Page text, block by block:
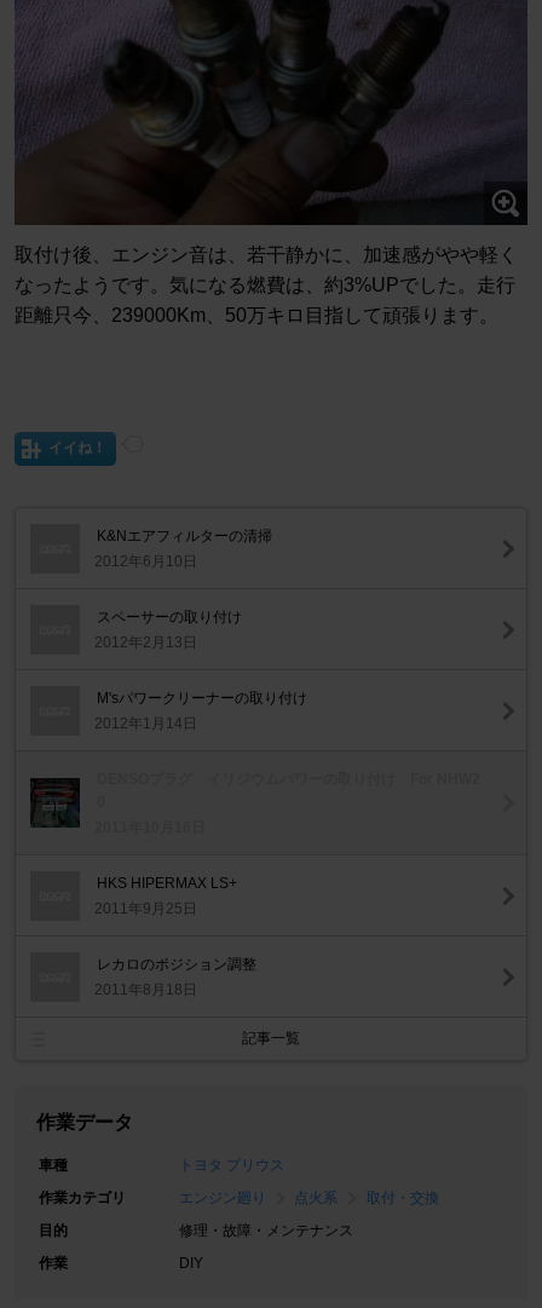
取付け後、エンジン音は、若干静かに、加速感がやや軽く
なったようです。気になる燃費は、約3%UPでした。走行
距離只今、239000Km、50万キロ目指して頑張ります。
イイね！
K&Nエアフィルターの清掃
2012年6月10日
スペーサーの取り付け
2012年2月13日
M'sパワークリーナーの取り付け
2012年1月14日
HKS HIPERMAX LS+
2011年9月25日
レカロのポジション調整
2011年8月18日
記事一覧
作業データ
車種
トヨタ プリウス
作業カテゴリ
エンジン廻り 点火系
取付・交換
目的
修理・故障・メンテナンス
作業
DIY